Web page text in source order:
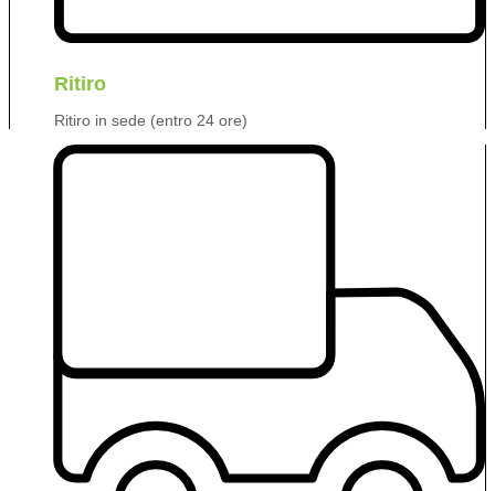
Ritiro
Ritiro in sede (entro 24 ore)